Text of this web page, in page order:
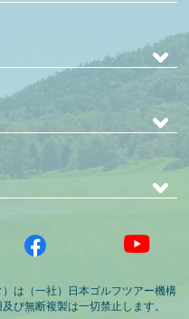
は（一社）日本ゴルフツアー機構
び無断複製は一切禁止します。